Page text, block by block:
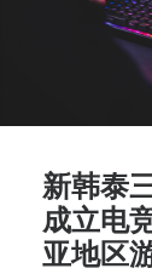
新韩泰
成立电
亚地区